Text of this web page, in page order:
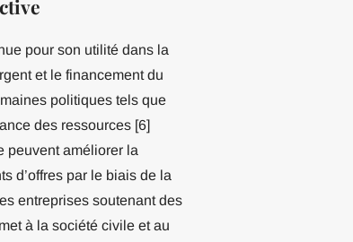
pour son utilité dans la
et le financement du
politiques tels que
des ressources [6]
peuvent améliorer la
d’offres par le biais de la
entreprises soutenant des
à la société civile et au